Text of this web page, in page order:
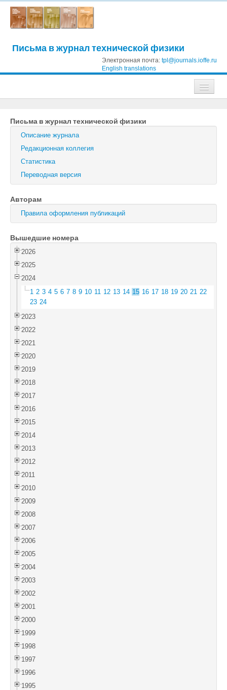
Письма в журнал технической физики
Электронная почта: tpl@journals.ioffe.ru
English translations
Журнал технической физики
Письма в Журнал технической физики
Физика твердого тела
Физика и техника полупроводников
Оптика и спектроскопия
Поиск
Войти
Письма в журнал технической физики
Описание журнала
Редакционная коллегия
Статистика
Переводная версия
Авторам
Правила оформления публикаций
Вышедшие номера
2026
2025
2024
1 2 3 4 5 6 7 8 9 10 11 12 13 14 15 16 17 18 19 20 21 22
23 24
2023
2022
2021
2020
2019
2018
2017
2016
2015
2014
2013
2012
2011
2010
2009
2008
2007
2006
2005
2004
2003
2002
2001
2000
1999
1998
1997
1996
1995